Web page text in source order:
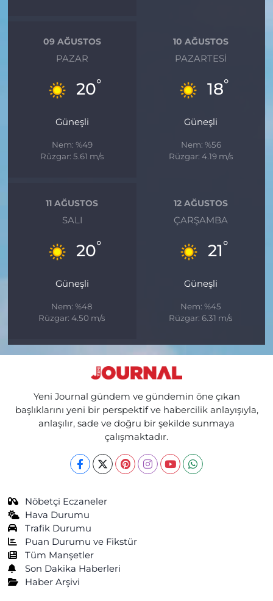
09 AĞUSTOS
PAZAR
20°
Güneşli
Nem: %49
Rüzgar: 5.61 m/s
10 AĞUSTOS
PAZARTESI
18°
Güneşli
Nem: %56
Rüzgar: 4.19 m/s
11 AĞUSTOS
SALI
20°
Güneşli
Nem: %48
Rüzgar: 4.50 m/s
12 AĞUSTOS
ÇARŞAMBA
21°
Güneşli
Nem: %45
Rüzgar: 6.31 m/s
Yeni Journal gündem ve gündemin öne çıkan
başlıklarını yeni bir perspektif ve habercilik anlayışıyla,
anlaşılır, sade ve doğru bir şekilde sunmaya
çalışmaktadır.
Nöbetçi Eczaneler
Hava Durumu
Trafik Durumu
Puan Durumu ve Fikstür
Tüm Manşetler
Son Dakika Haberleri
Haber Arşivi